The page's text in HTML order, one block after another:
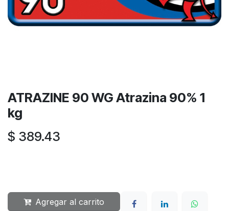
ATRAZINE 90 WG Atrazina 90% 1
kg
$ 389.43
Agregar al carrito